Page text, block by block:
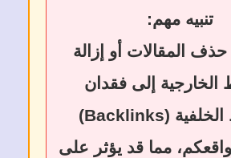
مهم:
أو إزالة
إلى فقدان
الروابط الخلفية (Backlinks)
مما قد يؤثر على